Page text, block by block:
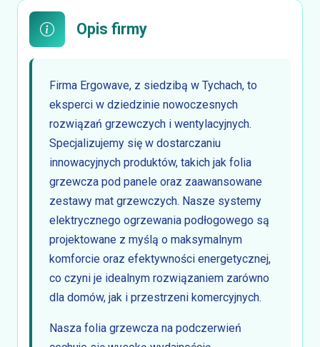
Opis firmy
Firma Ergowave, z siedzibą w Tychach, to
eksperci w dziedzinie nowoczesnych
rozwiązań grzewczych i wentylacyjnych.
Specjalizujemy się w dostarczaniu
innowacyjnych produktów, takich jak folia
grzewcza pod panele oraz zaawansowane
zestawy mat grzewczych. Nasze systemy
elektrycznego ogrzewania podłogowego są
projektowane z myślą o maksymalnym
komforcie oraz efektywności energetycznej,
co czyni je idealnym rozwiązaniem zarówno
dla domów, jak i przestrzeni komercyjnych.
Nasza folia grzewcza na podczerwień